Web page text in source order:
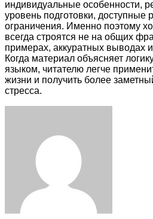
индивидуальные особенности,
уровень подготовки,
ограничения. Именно поэтому
всегда строятся не на общих
примерах, аккуратных выводах
Когда материал объясняет
языком, читателю легче
жизни и получить более
стресса.